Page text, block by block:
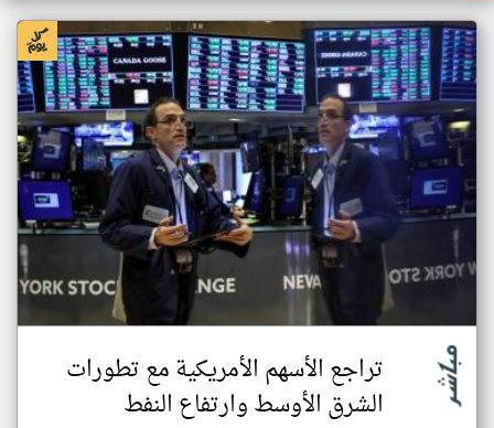
تراجع الأسهم الأمريكية مع تطورات
الشرق الأوسط وارتفاع النفط